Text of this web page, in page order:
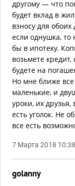
другому — что
будет вклад в
взносу для
если однушка,
бы в ипотеку.
возьмете
будете на
Но мне ближе
маленькие, и
уроки, их
есть уголок. Не
все есть
7 Марта 2018 10:38
golanny